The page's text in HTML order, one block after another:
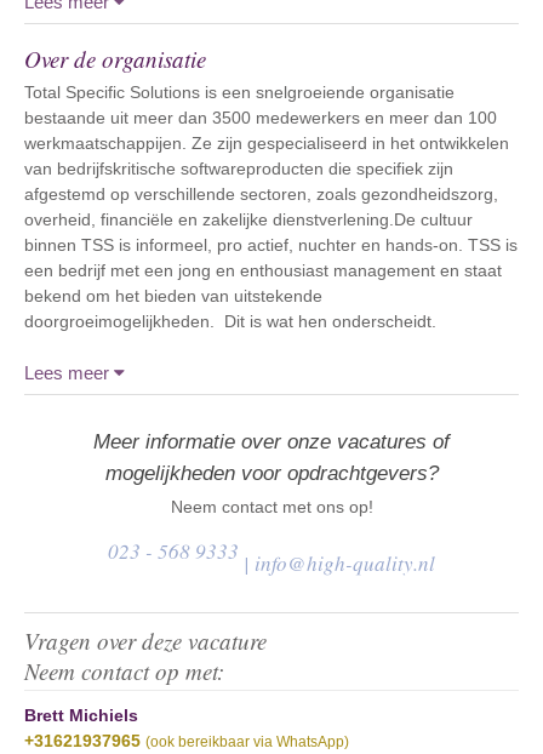
Vragen over deze vacature
Neem contact op met:
Brett Michiels
+31621937965 (ook bereikbaar via WhatsApp)
Over de organisatie
Total Specific Solutions is een snelgroeiende organisatie
bestaande uit meer dan 3500 medewerkers en meer dan 100
werkmaatschappijen. Ze zijn gespecialiseerd in het ontwikkelen
van bedrijfskritische softwareproducten die specifiek zijn
afgestemd op verschillende sectoren, zoals gezondheidszorg,
overheid, financiële en zakelijke dienstverlening.De cultuur
binnen TSS is informeel, pro actief, nuchter en hands-on. TSS is
een bedrijf met een jong en enthousiast management en staat
bekend om het bieden van uitstekende
doorgroeimogelijkheden. Dit is wat hen onderscheidt.
Lees meer
Meer informatie over onze vacatures of
mogelijkheden voor opdrachtgevers?
Neem contact met ons op!
023 - 568 9333 | info@high-quality.nl